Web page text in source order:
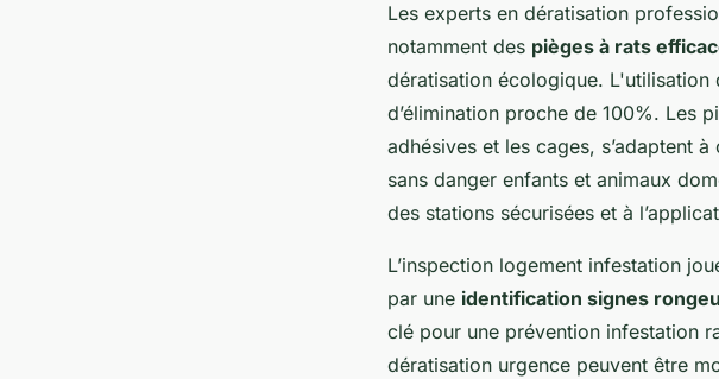
Les experts en dératisation
notamment des pièges à rats
dératisation écologique.
d’élimination proche de 100%. Les
adhésives et les cages, s’adaptent
sans danger enfants et animaux
des stations sécurisées et à
L’inspection logement infestation
par une identification signes
clé pour une prévention infestation
dératisation urgence peuvent être